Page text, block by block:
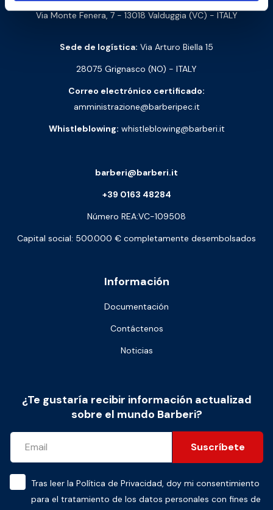
Via Monte Fenera, 7 - 13018 Valduggia (VC) - ITALY
Sede de logística: Via Arturo Biella 15
28075 Grignasco (NO) - ITALY
Correo electrónico certificado:
amministrazione@barberipec.it
Whistleblowing: whistleblowing@barberi.it
Información
Documentación
Contáctenos
Noticias
barberi@barberi.it
+39 0163 48284
Número REA:VC-109508
Capital social: 500.000 € completamente desembolsados
¿Te gustaría recibir información actualizad
sobre el mundo Barberi?
Suscríbete
Tras leer la Política de Privacidad, doy mi consentimiento
para el tratamiento de los datos personales con fines de